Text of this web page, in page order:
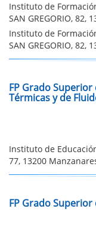
Instituto de
SAN GREGORIO, 82,
Instituto de
SAN GREGORIO, 82,
FP Grado
Térmicas y de
Instituto de
77, 13200
FP Grado